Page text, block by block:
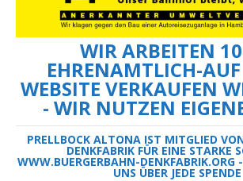
WIR ARBEITEN
EHRENAMTLICH-
WEBSITE VERKAUFEN
- WIR NUTZEN
PRELLBOCK ALTONA IST MITGLIED
DENKFABRIK FÜR EINE STARKE
WWW.BUERGERBAHN-DENKFABRIK.ORG
UNS ÜBER JEDE SPENDE